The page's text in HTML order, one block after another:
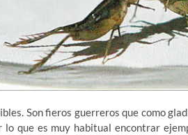
Son fieros guerreros que como
lo que es muy habitual encontrar